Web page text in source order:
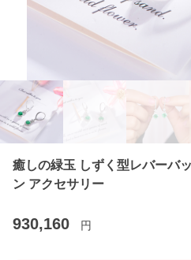
癒しの緑玉 しずく型レバーバ
ン アクセサリー
930,160 円